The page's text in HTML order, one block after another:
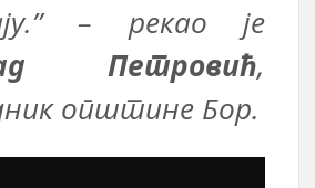
– рекао је
Петровић,
општине Бор.